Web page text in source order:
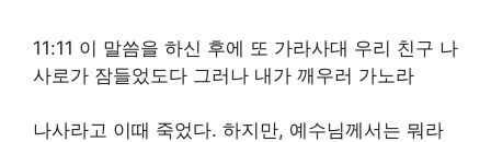
11:11 이 말씀을 하신 후에 또 가라사대 우리 친구 나
사로가 잠들었도다 그러나 내가 깨우러 가노라
나사라고 이때 죽었다. 하지만, 예수님께서는 뭐라